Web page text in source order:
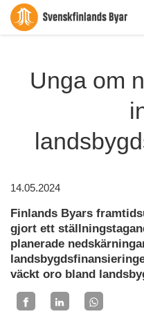
Unga om
14.05.2024
Finlands Byars
gjort ett
planerade
väckt oro bland